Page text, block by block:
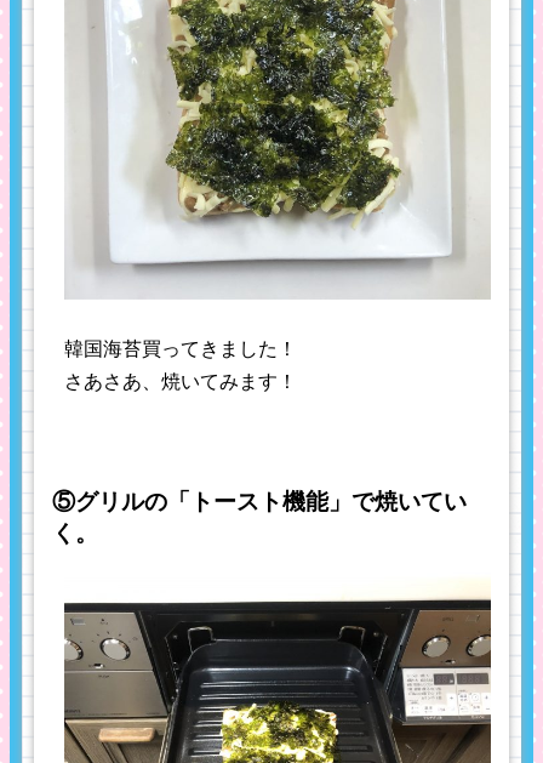
韓国海苔買ってきました！
さあさあ、焼いてみます！
⑤グリルの「トースト機能」で焼いてい
く。